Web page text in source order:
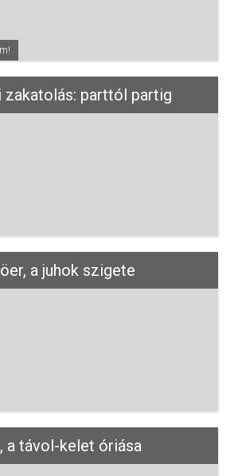
zakatolás: parttól partig
a juhok szigete
a távol-kelet óriása